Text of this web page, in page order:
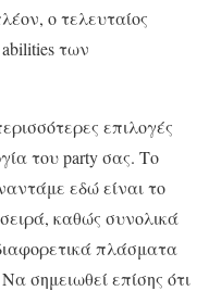
ο τελευταίος
των
επιλογές
του party σας. Το
εδώ είναι το
καθώς συνολικά
πλάσματα
σημειωθεί επίσης ότι